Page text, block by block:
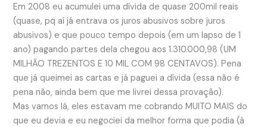
Em 2008 eu acumulei uma dívida de quase 200mil reais
(quase, pq aí já entrava os juros abusivos sobre juros
abusivos) e que pouco tempo depois (em um lapso de 1
ano) pagando partes dela chegou aos 1.310.000,98 (UM
MILHÃO TREZENTOS E 10 MIL COM 98 CENTAVOS). Pena
que já queimei as cartas e já paguei a dívida (essa não é
pena não, ainda bem que me livrei dessa provação).
Mas vamos lá, eles estavam me cobrando MUITO MAIS do
que eu devia e eu negociei da melhor forma que podia (à